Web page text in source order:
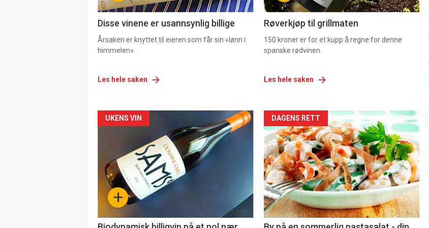
Disse vinene er usannsynlig billige
Årsaken er knyttet til eieren som får sin «lønn i
himmelen».
Les hele saken
Røverkjøp til grillmaten
150 kroner er for et kupp å regne for denne
spanske rødvinen.
Les hele saken
Forsiden
akkurat
nå
-
+
UKENS VIN
Forsiden
akkurat
nå
-
5
DAGENS RETT